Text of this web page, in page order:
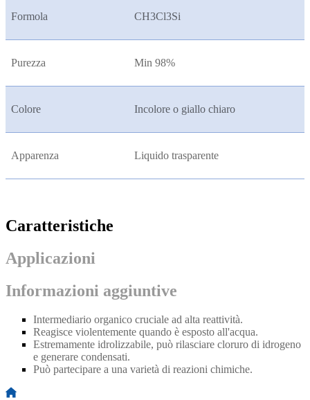
Formola CH3Cl3Si
Purezza Min 98%
Colore Incolore o giallo chiaro
Apparenza Liquido trasparente
Caratteristiche
Applicazioni
Informazioni aggiuntive
Intermediario organico cruciale ad alta reattività.
Reagisce violentemente quando è esposto all'acqua.
Estremamente idrolizzabile, può rilasciare cloruro di idrogeno
e generare condensati.
Può partecipare a una varietà di reazioni chimiche.